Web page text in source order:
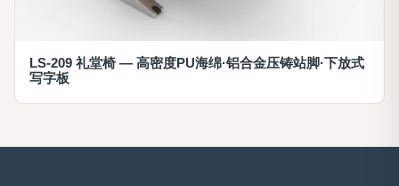
LS-209 礼堂椅 — 高密度PU海绵·铝合金压铸站脚·下放式
写字板